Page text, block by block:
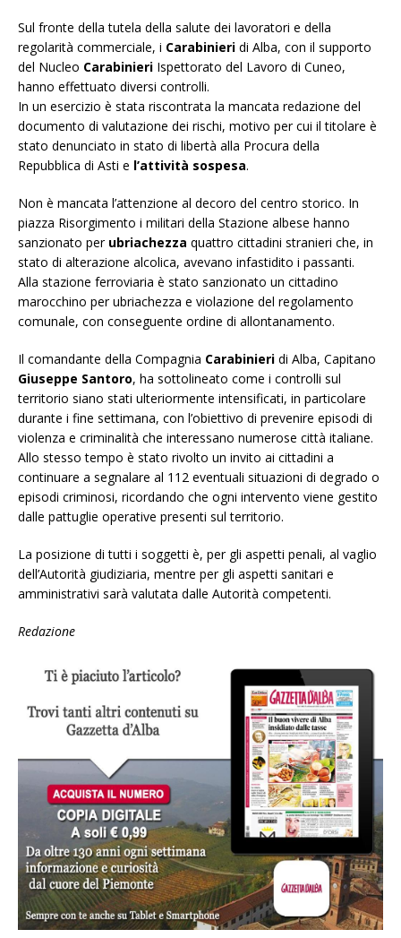
Sul fronte della tutela della salute dei lavoratori e della
regolarità commerciale, i Carabinieri di Alba, con il supporto
del Nucleo Carabinieri Ispettorato del Lavoro di Cuneo,
hanno effettuato diversi controlli.
In un esercizio è stata riscontrata la mancata redazione del
documento di valutazione dei rischi, motivo per cui il titolare è
stato denunciato in stato di libertà alla Procura della
Repubblica di Asti e l’attività sospesa.
Non è mancata l’attenzione al decoro del centro storico. In
piazza Risorgimento i militari della Stazione albese hanno
sanzionato per ubriachezza quattro cittadini stranieri che, in
stato di alterazione alcolica, avevano infastidito i passanti.
Alla stazione ferroviaria è stato sanzionato un cittadino
marocchino per ubriachezza e violazione del regolamento
comunale, con conseguente ordine di allontanamento.
Il comandante della Compagnia Carabinieri di Alba, Capitano
Giuseppe Santoro, ha sottolineato come i controlli sul
territorio siano stati ulteriormente intensificati, in particolare
durante i fine settimana, con l’obiettivo di prevenire episodi di
violenza e criminalità che interessano numerose città italiane.
Allo stesso tempo è stato rivolto un invito ai cittadini a
continuare a segnalare al 112 eventuali situazioni di degrado o
episodi criminosi, ricordando che ogni intervento viene gestito
dalle pattuglie operative presenti sul territorio.
La posizione di tutti i soggetti è, per gli aspetti penali, al vaglio
dell’Autorità giudiziaria, mentre per gli aspetti sanitari e
amministrativi sarà valutata dalle Autorità competenti.
Redazione